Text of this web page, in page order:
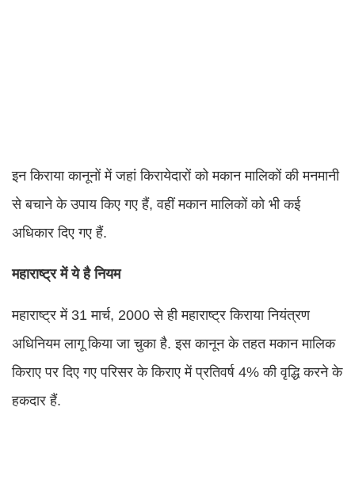
इन किराया कानूनों में जहां किरायेदारों को मकान मालिकों की मनमानी
से बचाने के उपाय किए गए हैं, वहीं मकान मालिकों को भी कई
अधिकार दिए गए हैं.
महाराष्ट्र में ये है नियम
महाराष्ट्र में 31 मार्च, 2000 से ही महाराष्ट्र किराया नियंत्रण
अधिनियम लागू किया जा चुका है. इस कानून के तहत मकान मालिक
किराए पर दिए गए परिसर के किराए में प्रतिवर्ष 4% की वृद्धि करने के
हकदार हैं.